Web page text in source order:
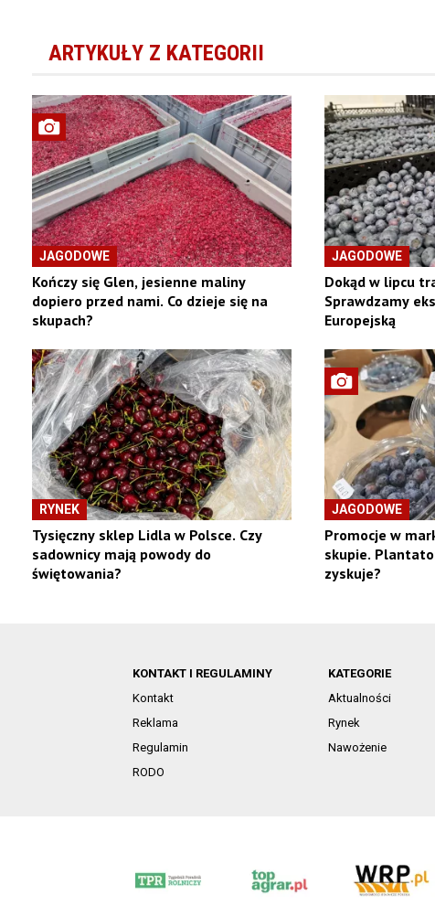
ARTYKUŁY Z KATEGORII
JAGODOWE
Kończy się Glen, jesienne maliny
dopiero przed nami. Co dzieje się na
skupach?
JAGODOWE
Dokąd w lipcu
Sprawdzamy
Europejską
RYNEK
Tysięczny sklep Lidla w Polsce. Czy
sadownicy mają powody do
świętowania?
JAGODOWE
Promocje w
skupie.
zyskuje?
KONTAKT I REGULAMINY
Kontakt
Reklama
Regulamin
RODO
KATEGORIE
Aktualności
Rynek
Nawożenie